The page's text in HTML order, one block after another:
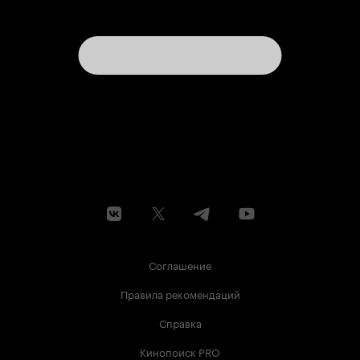
Соглашение
Правила рекомендаций
Справка
Кинопоиск PRO